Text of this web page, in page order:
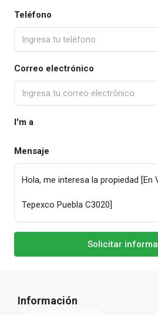
Teléfono
Correo electrónico
I'm a
Mensaje
Solicitar